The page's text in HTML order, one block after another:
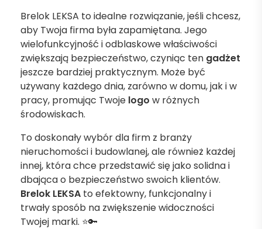
Brelok LEKSA to idealne rozwiązanie, jeśli chcesz,
aby Twoja firma była zapamiętana. Jego
wielofunkcyjność i odblaskowe właściwości
zwiększają bezpieczeństwo, czyniąc ten gadżet
jeszcze bardziej praktycznym. Może być
używany każdego dnia, zarówno w domu, jak i w
pracy, promując Twoje logo w różnych
środowiskach.
To doskonały wybór dla firm z branży
nieruchomości i budowlanej, ale również każdej
innej, która chce przedstawić się jako solidna i
dbająca o bezpieczeństwo swoich klientów.
Brelok LEKSA to efektowny, funkcjonalny i
trwały sposób na zwiększenie widoczności
Twojej marki. ⭐️🔑